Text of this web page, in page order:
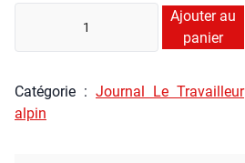
té
Le
Tra­
Ajouter au
panier
Caté­go­rie : Jour­nal Le Tra­vailleur
alpin